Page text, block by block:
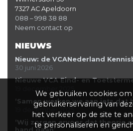
7327 AC Apeldoorn
088 – 998 38 88
Neem contact op
NIEUWS
Nieuw: de VCANederland
30 juni 2026
Nieuwe VCA Eind- en
19 december 2025
‘Samen werken we aan iets dat
19 december 2025
‘Wij zorgen ervoor dat theorie
We gebruiken cookies
gebruikerservaring van
het verkeer op de site te
te personaliseren en